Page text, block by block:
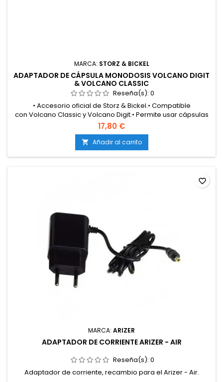
MARCA: STORZ & BICKEL
ADAPTADOR DE CÁPSULA MONODOSIS VOLCANO DIGIT
& VOLCANO CLASSIC
Reseña(s): 0
• Accesorio oficial de Storz & Bickel.• Compatible
con Volcano Classic y Volcano Digit.• Permite usar cápsulas
monodosis (dosing capsules) en modelos antiguos.•
Fabricado en materiales resistentes al calor y neutros al
sabor.• Asegura una distribución uniforme del aire caliente.•
Vaporización eficiente y completa de la dosis.• Facilita la
limpieza y...
17,80 €
 Añadir al carrito
MARCA: ARIZER
ADAPTADOR DE CORRIENTE ARIZER - AIR
Reseña(s): 0
Adaptador de corriente, recambio para el Arizer - Air.
favorite_border